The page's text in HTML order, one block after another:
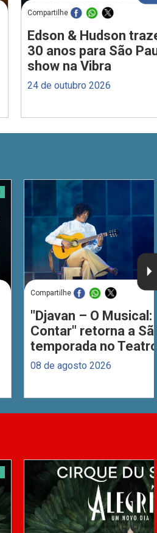
Compartilhe
Edson & Hudson
30 anos para São
show na Vibra
24 de outubro 2026
Compartilhe
"Djavan – O Musical:
Contar" retorna a
temporada no
08 de agosto 2026